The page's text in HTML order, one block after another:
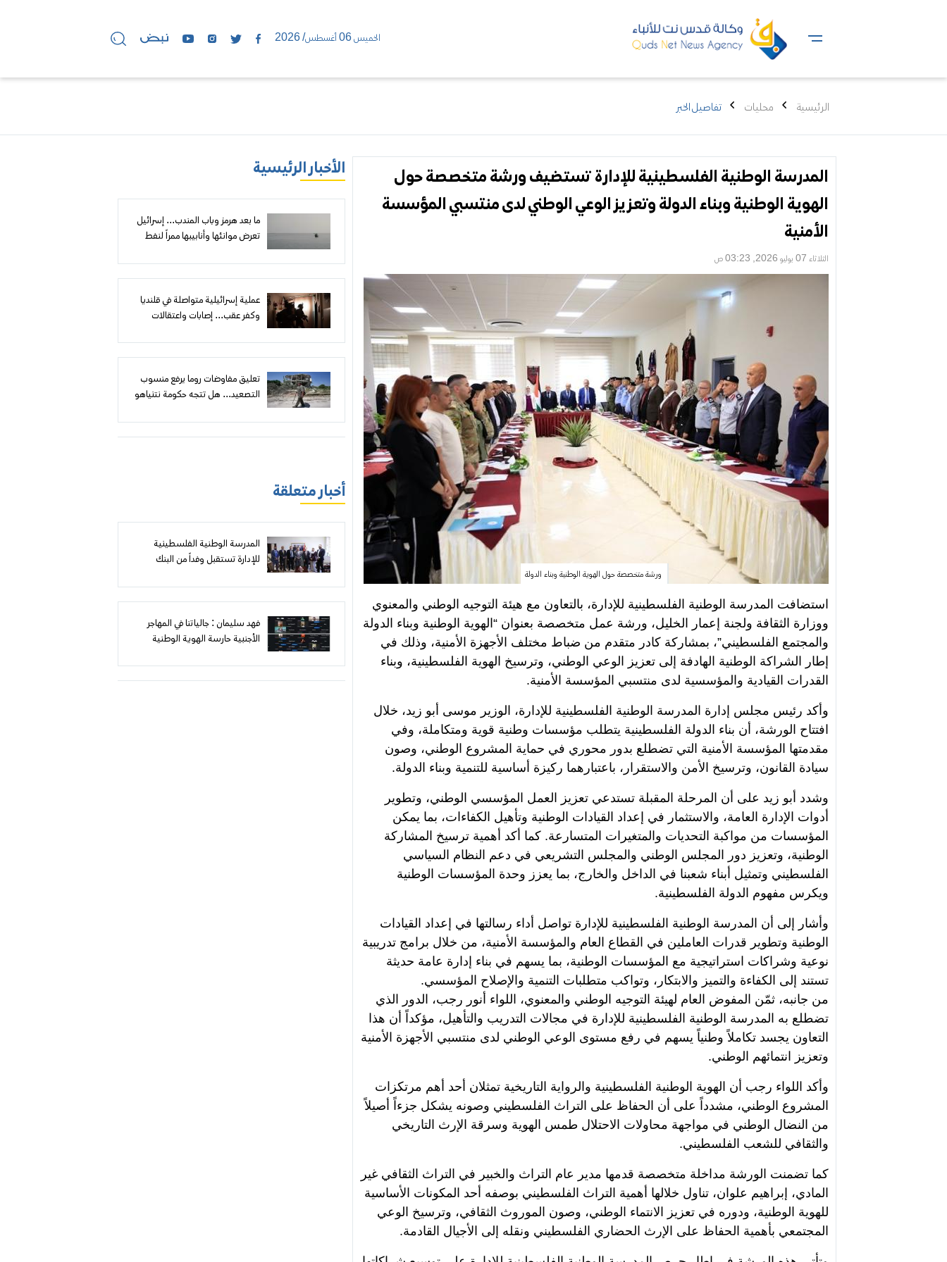
الخميس 06 أغسطس/ 2026
الرئيسية محليات تفاصيل الخبر
المدرسة الوطنية الفلسطينية للإدارة تستضيف ورشة متخصصة حول
الهوية الوطنية وبناء الدولة وتعزيز الوعي الوطني لدى منتسبي المؤسسة
الأمنية
الثلاثاء 07 يوليو 2026, 03:23 ص
ورشة متخصصة حول الهوية الوطنية وبناء الدولة
استضافت المدرسة الوطنية الفلسطينية للإدارة، بالتعاون مع هيئة التوجيه الوطني والمعنوي
ووزارة الثقافة ولجنة إعمار الخليل، ورشة عمل متخصصة بعنوان “الهوية الوطنية وبناء الدولة
والمجتمع الفلسطيني”، بمشاركة كادر متقدم من ضباط مختلف الأجهزة الأمنية، وذلك في
إطار الشراكة الوطنية الهادفة إلى تعزيز الوعي الوطني، وترسيخ الهوية الفلسطينية، وبناء
القدرات القيادية والمؤسسية لدى منتسبي المؤسسة الأمنية.
وأكد رئيس مجلس إدارة المدرسة الوطنية الفلسطينية للإدارة، الوزير موسى أبو زيد، خلال
افتتاح الورشة، أن بناء الدولة الفلسطينية يتطلب مؤسسات وطنية قوية ومتكاملة، وفي
مقدمتها المؤسسة الأمنية التي تضطلع بدور محوري في حماية المشروع الوطني، وصون
سيادة القانون، وترسيخ الأمن والاستقرار، باعتبارهما ركيزة أساسية للتنمية وبناء الدولة.
وشدد أبو زيد على أن المرحلة المقبلة تستدعي تعزيز العمل المؤسسي الوطني، وتطوير
أدوات الإدارة العامة، والاستثمار في إعداد القيادات الوطنية وتأهيل الكفاءات، بما يمكن
المؤسسات من مواكبة التحديات والمتغيرات المتسارعة. كما أكد أهمية ترسيخ المشاركة
الوطنية، وتعزيز دور المجلس الوطني والمجلس التشريعي في دعم النظام السياسي
الفلسطيني وتمثيل أبناء شعبنا في الداخل والخارج، بما يعزز وحدة المؤسسات الوطنية
ويكرس مفهوم الدولة الفلسطينية.
وأشار إلى أن المدرسة الوطنية الفلسطينية للإدارة تواصل أداء رسالتها في إعداد القيادات
الوطنية وتطوير قدرات العاملين في القطاع العام والمؤسسة الأمنية، من خلال برامج تدريبية
نوعية وشراكات استراتيجية مع المؤسسات الوطنية، بما يسهم في بناء إدارة عامة حديثة
تستند إلى الكفاءة والتميز والابتكار، وتواكب متطلبات التنمية والإصلاح المؤسسي.
من جانبه، ثمّن المفوض العام لهيئة التوجيه الوطني والمعنوي، اللواء أنور رجب، الدور الذي
تضطلع به المدرسة الوطنية الفلسطينية للإدارة في مجالات التدريب والتأهيل، مؤكداً أن هذا
التعاون يجسد تكاملاً وطنياً يسهم في رفع مستوى الوعي الوطني لدى منتسبي الأجهزة الأمنية
وتعزيز انتمائهم الوطني.
وأكد اللواء رجب أن الهوية الوطنية الفلسطينية والرواية التاريخية تمثلان أحد أهم مرتكزات
المشروع الوطني، مشدداً على أن الحفاظ على التراث الفلسطيني وصونه يشكل جزءاً أصيلاً
من النضال الوطني في مواجهة محاولات الاحتلال طمس الهوية وسرقة الإرث التاريخي
والثقافي للشعب الفلسطيني.
كما تضمنت الورشة مداخلة متخصصة قدمها مدير عام التراث والخبير في التراث الثقافي غير
المادي، إبراهيم علوان، تناول خلالها أهمية التراث الفلسطيني بوصفه أحد المكونات الأساسية
للهوية الوطنية، ودوره في تعزيز الانتماء الوطني، وصون الموروث الثقافي، وترسيخ الوعي
المجتمعي بأهمية الحفاظ على الإرث الحضاري الفلسطيني ونقله إلى الأجيال القادمة.
الأخبار الرئيسية
ما بعد هرمز وباب المندب... إسرائيل
تعرض موانئها وأنابيبها ممراً لنفط
عملية إسرائيلية متواصلة في قلنديا
وكفر عقب... إصابات واعتقالات
تعليق مفاوضات روما يرفع منسوب
التصعيد... هل تتجه حكومة نتنياهو
أخبار متعلقة
المدرسة الوطنية الفلسطينية
للإدارة تستقبل وفداً من البنك
المشترك
فهد سليمان : جالياتنا في المهاجر
الأجنبية حارسة الهوية الوطنية